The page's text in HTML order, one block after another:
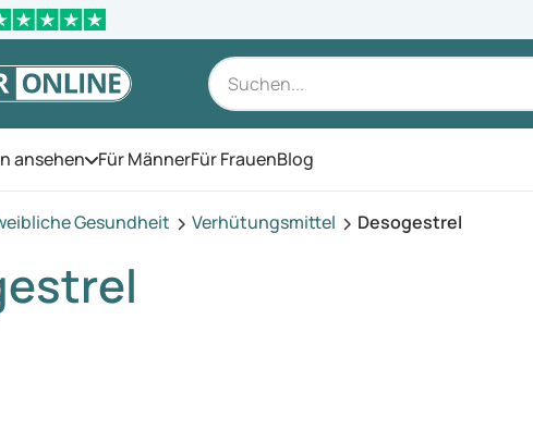
ansehen Öffnen Sie das Menü
Für MännerFür FrauenBlog
Gesundheit Verhütungsmittel Desogestrel